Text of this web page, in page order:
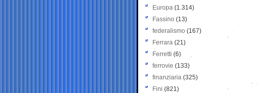
Europa (1.314)
Fassino (13)
federalismo (167)
Ferrara (21)
Ferretti (6)
ferrovie (133)
finanziaria (325)
Fini (821)